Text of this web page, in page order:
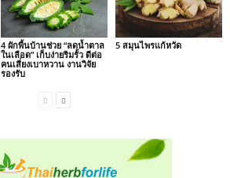
4 ผักพื้นบ้านช่วย “ลดน้ำตาล
ในเลือด” เก็บง่ายริมรั้ว ดีต่อ
คนเสี่ยงเบาหวาน งานวิจัย
รองรับ
5 สมุนไพรแก้หวัด